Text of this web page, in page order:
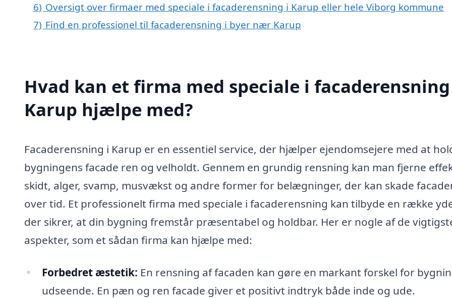
6) Oversigt over firmaer med speciale i facaderensning i Karup eller hele Viborg kommune
7) Find en professionel til facaderensning i byer nær Karup
Hvad kan et firma med speciale i
Karup hjælpe med?
Facaderensning i Karup er en essentiel service, der hjælper ejendomsejere med at
bygningens facade ren og velholdt. Gennem en grundig rensning kan man fjerne
skidt, alger, svamp, musvækst og andre former for belægninger, der kan skade
over tid. Et professionelt firma med speciale i facaderensning kan tilbyde en række
der sikrer, at din bygning fremstår præsentabel og holdbar. Her er nogle af de
aspekter, som et sådan firma kan hjælpe med:
Forbedret æstetik: En rensning af facaden kan gøre en markant forskel for
udseende. En pæn og ren facade giver et positivt indtryk både inde og ude.